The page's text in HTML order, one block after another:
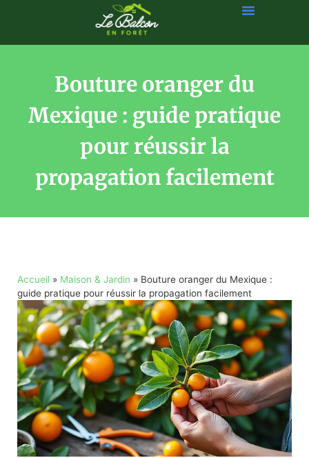
Bouture oranger du
Mexique : guide pratique
pour réussir la
propagation facilement
Accueil » Maison & Jardin » Bouture oranger du Mexique :
guide pratique pour réussir la propagation facilement